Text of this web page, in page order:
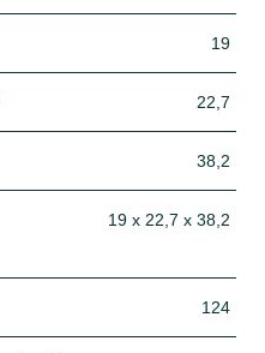
19
22,7
38,2
19 x 22,7 x 38,2
124